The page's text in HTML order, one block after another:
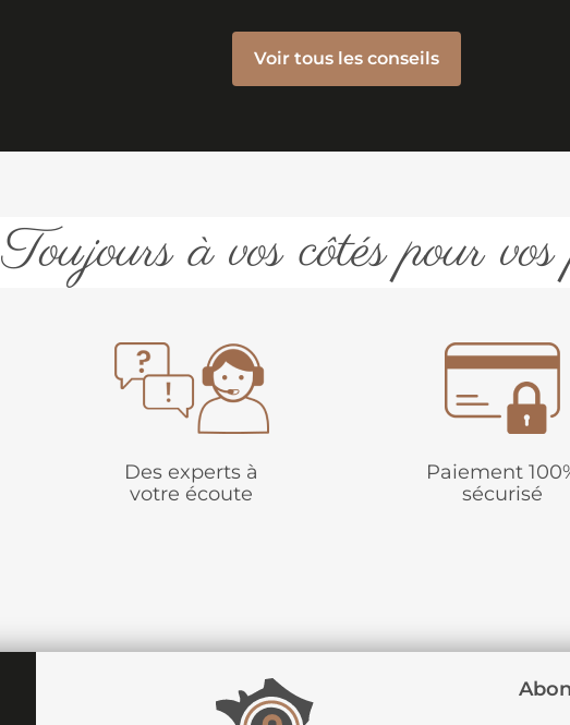
Voir tous les conseils
Toujours à vos côtés pour
Des experts à
votre écoute
Paiement
sécurisé